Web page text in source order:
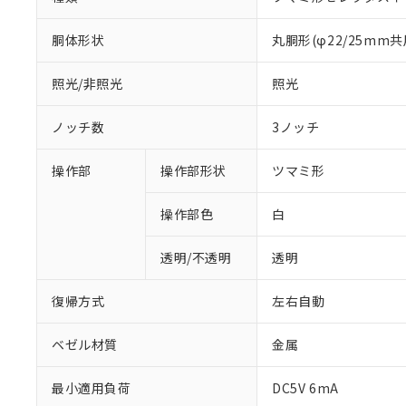
胴体形状 丸胴形(φ22/25mm共
照光/非照光 照光
ノッチ数 3ノッチ
操作部 操作部形状 ツマミ形
操作部色 白
透明/不透明 透明
復帰方式 左右自動
ベゼル材質 金属
最小適用負荷 DC5V 6mA
※1 対応状況